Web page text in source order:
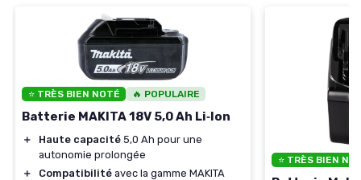
⭐ TRÈS BIEN NOTÉ 🔥 POPULAIRE
Batterie MAKITA 18V 5,0 Ah Li‑Ion
＋ Haute capacité 5,0 Ah pour une
autonomie prolongée
＋
Compatibilité avec la gamme MAKITA
⭐ TRÈS BIEN